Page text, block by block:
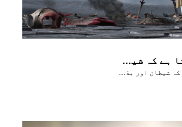
یوُحنَا بتاتا ہے کہ شیطان اور بدَی کو ہمیشہ ہمیشہ کے لٸے نیست و نابوُد کر دِیا گیا ہے
یوُحنَا بتاتا ہے کہ شیطان اور بدَی کو ہمیشہ ہمیشہ کے لٸے نیست و نابوُد کر دِیا گیا ہے